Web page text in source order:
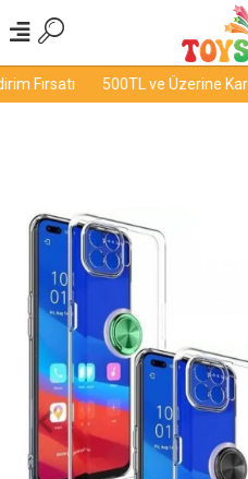
Fırsatı 500TL ve Üzerine